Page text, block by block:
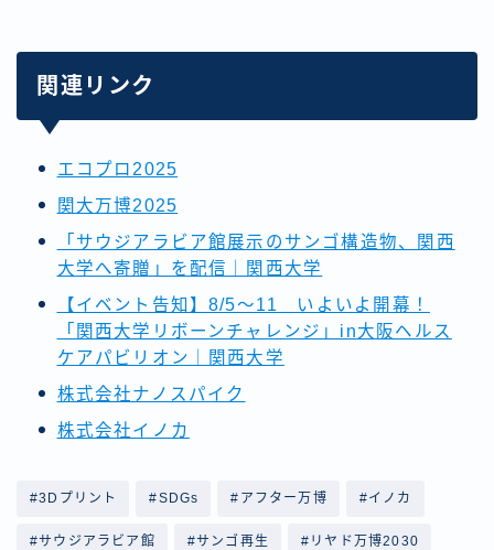
関連リンク
エコプロ2025
関大万博2025
「サウジアラビア館展示のサンゴ構造物、関西
大学へ寄贈」を配信｜関西大学
【イベント告知】8/5～11 いよいよ開幕！
「関西大学リボーンチャレンジ」in大阪ヘルス
ケアパビリオン｜関西大学
株式会社ナノスパイク
株式会社イノカ
#3Dプリント #SDGs #アフター万博 #イノカ
#サウジアラビア館 #サンゴ再生 #リヤド万博2030